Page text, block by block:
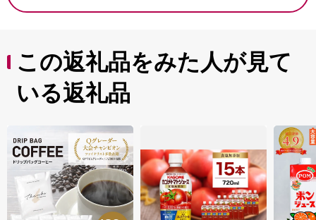
この返礼品をみた人が見て
いる返礼品